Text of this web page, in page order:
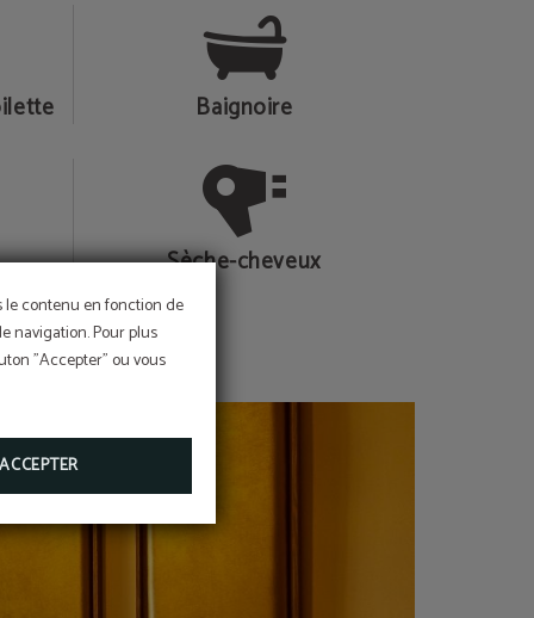
le contenu en fonction de
navigation. Pour plus
"Accepter" ou vous
ACCEPTER
Baignoire
Sèche-cheveux